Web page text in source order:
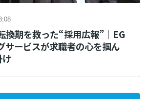
換期を救った“採用広報”｜EG
サービスが求職者の心を掴ん